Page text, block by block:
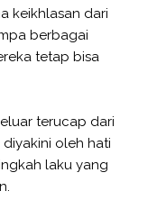
keikhlasan dari
berbagai
tetap bisa
terucap dari
oleh hati
laku yang